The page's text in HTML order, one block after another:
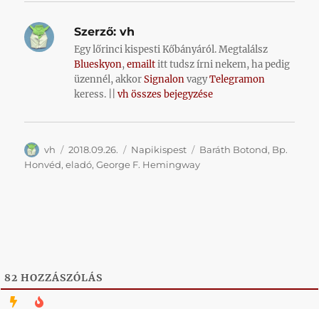
Szerző: vh
Egy lőrinci kispesti Kőbányáról. Megtalálsz
Blueskyon,emailtitt tudsz írni nekem, ha pedig
üzennél, akkorSignalonvagyTelegramon
keress. ||vh összes bejegyzése
Szerző
vh Közzétéve
2018.09.26. Kategória
Napikispest Címke
Baráth Botond, Bp.
Honvéd,eladó,George F. Hemingway
82 HOZZÁSZÓLÁS